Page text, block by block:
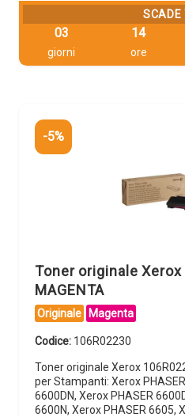
SCADE
03
giorni
14
ore
-5%
Toner originale
MAGENTA
Originale Magenta
Codice: 106R02230
Toner originale Xerox
per Stampanti: Xerox
6600DN, Xerox PHASER
6600N, Xerox PHASER 6605,